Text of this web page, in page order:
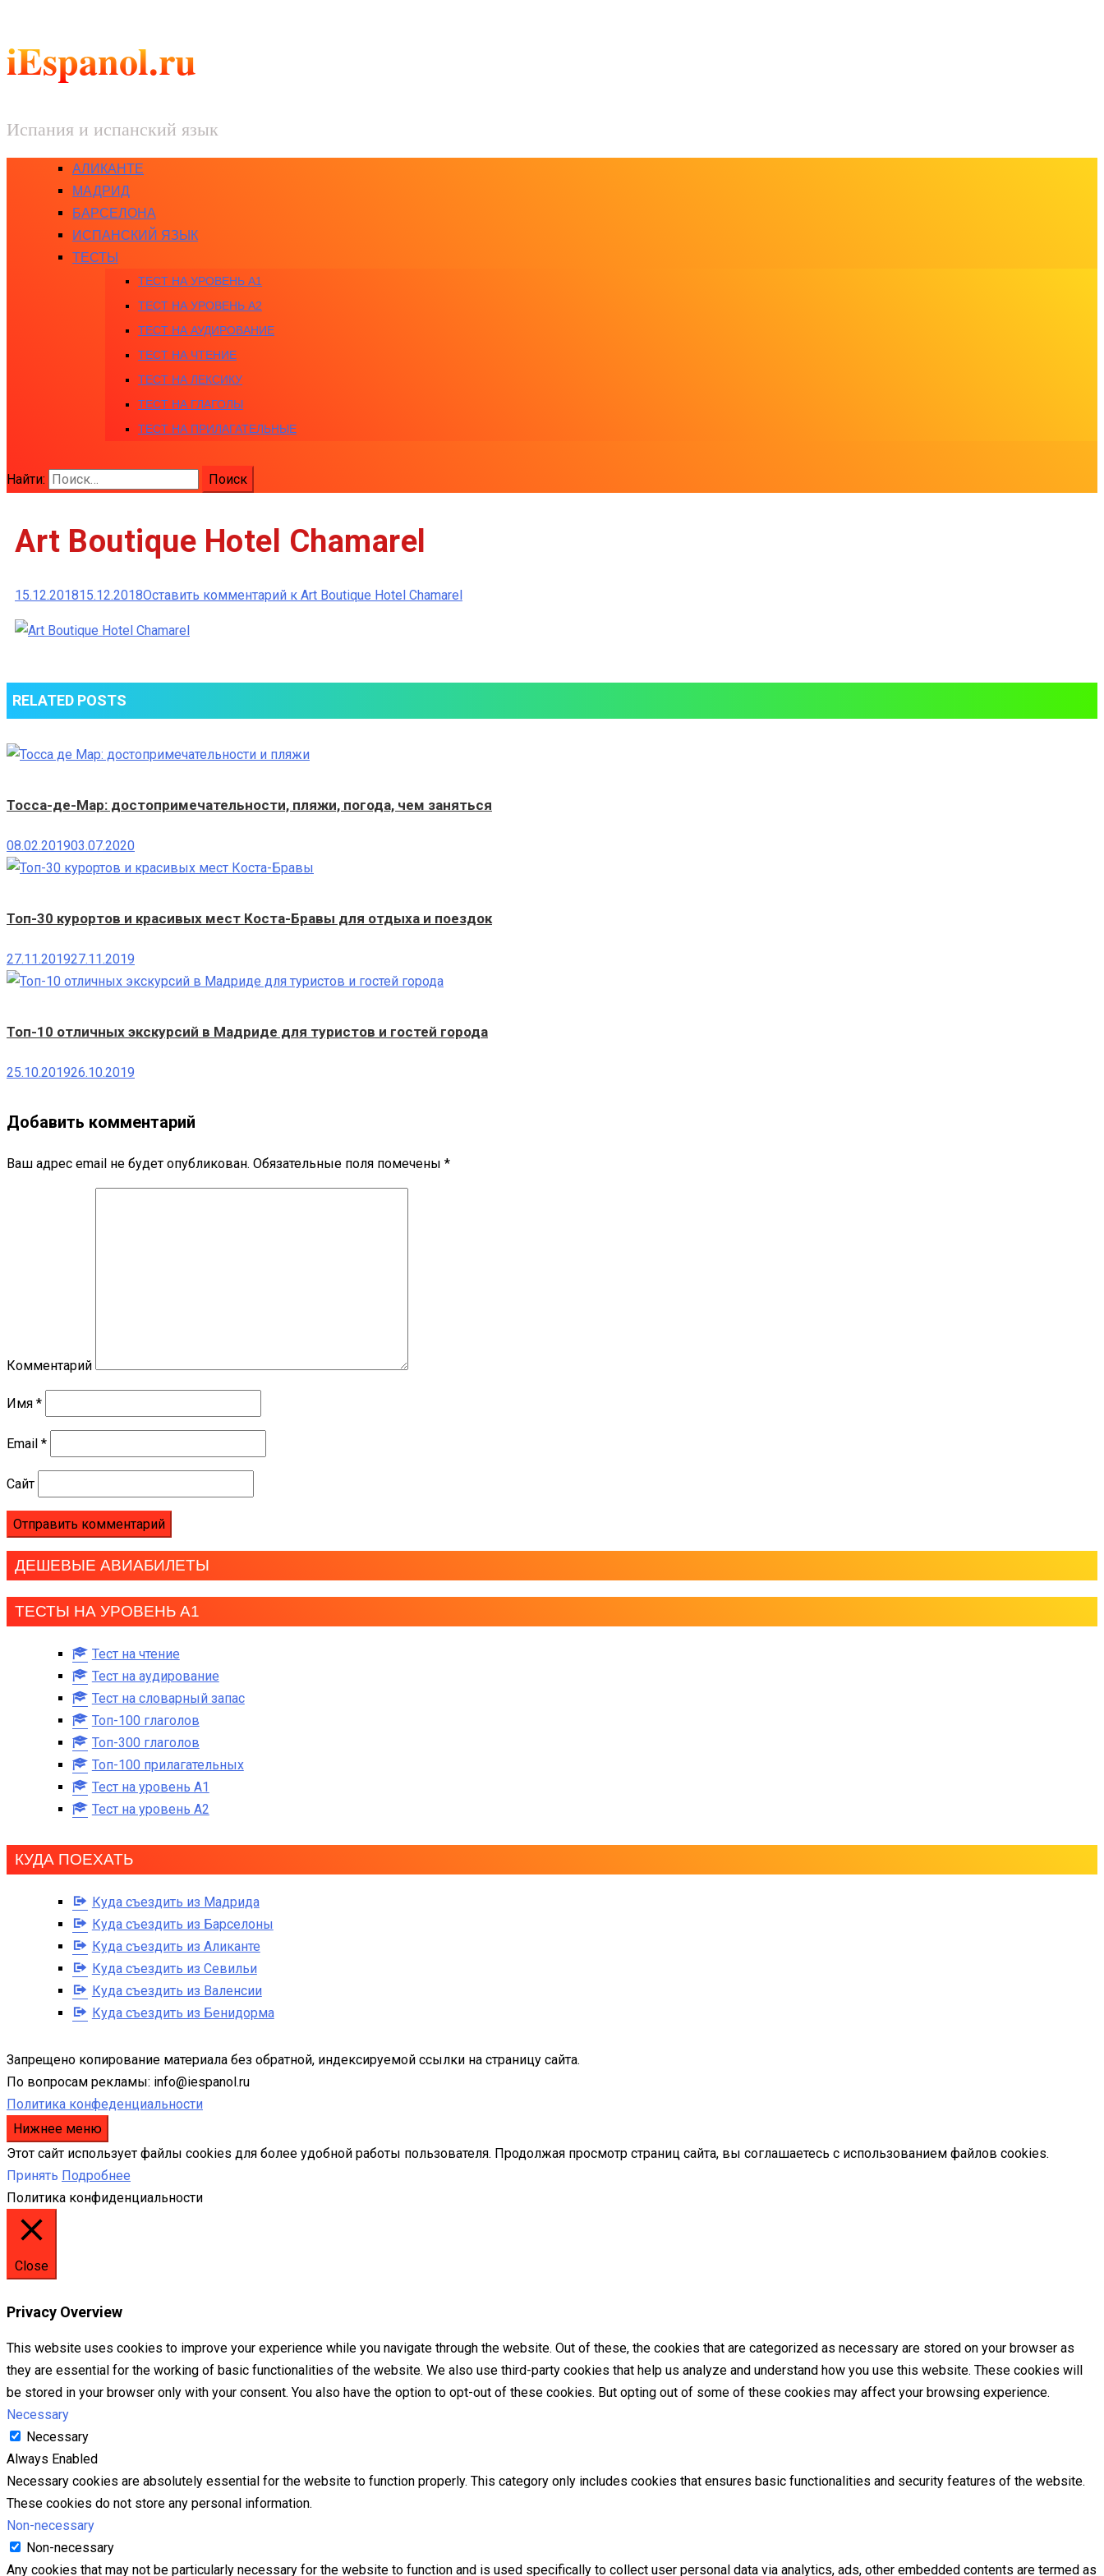
iEspanol.ru
Испания и испанский язык
АЛИКАНТЕ
МАДРИД
БАРСЕЛОНА
ИСПАНСКИЙ ЯЗЫК
ТЕСТЫ
ТЕСТ НА УРОВЕНЬ A1
ТЕСТ НА УРОВЕНЬ A2
ТЕСТ НА АУДИРОВАНИЕ
ТЕСТ НА ЧТЕНИЕ
ТЕСТ НА ЛЕКСИКУ
ТЕСТ НА ГЛАГОЛЫ
ТЕСТ НА ПРИЛАГАТЕЛЬНЫЕ
Найти:
Art Boutique Hotel Chamarel
15.12.201815.12.2018Оставить комментарий к Art Boutique Hotel Chamarel
RELATED POSTS
Тосса-де-Мар: достопримечательности, пляжи, погода, чем заняться
08.02.201903.07.2020
Топ-30 курортов и красивых мест Коста-Бравы для отдыха и поездок
27.11.201927.11.2019
Топ-10 отличных экскурсий в Мадриде для туристов и гостей города
25.10.201926.10.2019
Добавить комментарий
Ваш адрес email не будет опубликован. Обязательные поля помечены *
Комментарий
Имя *
Email *
Сайт
ДЕШЕВЫЕ АВИАБИЛЕТЫ
ТЕСТЫ НА УРОВЕНЬ А1
Тест на чтение
Тест на аудирование
Тест на словарный запас
Топ-100 глаголов
Топ-300 глаголов
Топ-100 прилагательных
Тест на уровень A1
Тест на уровень A2
КУДА ПОЕХАТЬ
Куда съездить из Мадрида
Куда съездить из Барселоны
Куда съездить из Аликанте
Куда съездить из Севильи
Куда съездить из Валенсии
Куда съездить из Бенидорма
Запрещено копирование материала без обратной, индексируемой ссылки на страницу сайта.
По вопросам рекламы: info@iespanol.ru
Политика конфеденциальности
Нижнее меню
Этот сайт использует файлы cookies для более удобной работы пользователя. Продолжая просмотр страниц сайта, вы соглашаетесь с использованием файлов cookies.
Принять Подробнее
Политика конфиденциальности
Close
Privacy Overview
This website uses cookies to improve your experience while you navigate through the website. Out of these, the cookies that are categorized as necessary are stored on your browser as
they are essential for the working of basic functionalities of the website. We also use third-party cookies that help us analyze and understand how you use this website. These cookies will
be stored in your browser only with your consent. You also have the option to opt-out of these cookies. But opting out of some of these cookies may affect your browsing experience.
Necessary
Necessary
Always Enabled
Necessary cookies are absolutely essential for the website to function properly. This category only includes cookies that ensures basic functionalities and security features of the website.
These cookies do not store any personal information.
Non-necessary
Non-necessary
Any cookies that may not be particularly necessary for the website to function and is used specifically to collect user personal data via analytics, ads, other embedded contents are termed as